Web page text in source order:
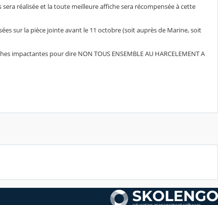
réalisée et la toute meilleure affiche sera récompensée à cette
sur la pièce jointe avant le 11 octobre (soit auprès de Marine, soit
pour dire NON TOUS ENSEMBLE AU HARCELEMENT A